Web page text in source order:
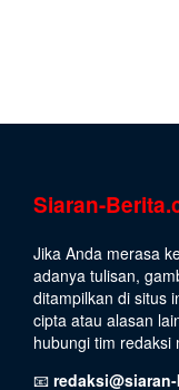
Siaran-
Jika Anda merasa
adanya tulisan,
ditampilkan di situs
cipta atau alasan
hubungi tim redaksi
📧